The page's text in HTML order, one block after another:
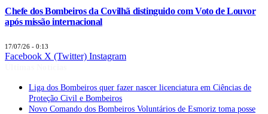
Chefe dos Bombeiros da Covilhã distinguido com Voto de Louvor
após missão internacional
17/07/26 - 0:13
Facebook X (Twitter) Instagram
Liga dos Bombeiros quer fazer nascer licenciatura em Ciências de
Proteção Civil e Bombeiros
Novo Comando dos Bombeiros Voluntários de Esmoriz toma posse